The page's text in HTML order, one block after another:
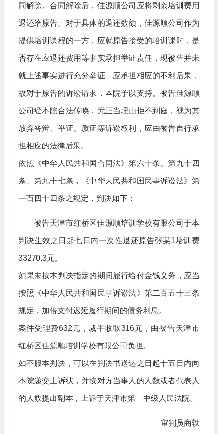
同解除。合同解除后，佳源顺公司应将剩余培训费用
退还给原告。对于具体的退还数额，佳源顺公司作为
提供培训课程的一方，应就原告接受的培训课时，是
否存在应退还费用等事实承担举证责任，现被告并未
就上述事实进行充分举证，应承担相应的不利后果，
故对于原告的诉讼请求，本院予以支持。被告佳源顺
公司经本院合法传唤，无正当理由拒不到庭，视为其
放弃答辩、举证、质证等诉讼权利，应由被告自行承
担相应的法律后果。
依照《中华人民共和国合同法》第六十条、第九十四
条、第九十七条，《中华人民共和国民事诉讼法》第
一百四十四条之规定，判决如下：
被告天津市红桥区佳源顺培训学校有限公司于本
判决生效之日起七日内一次性退还原告张某1培训费
33270.3元。
如果未按本判决指定的期间履行给付金钱义务，应当
按照《中华人民共和国民事诉讼法》第二百五十三条
规定，加倍支付迟延履行期间的债务利息。
案件受理费632元，减半收取316元，由被告天津市
红桥区佳源顺培训学校有限公司负担。
如不服本判决，可以在判决书送达之日起十五日内向
本院递交上诉状，并按对方当事人的人数或者代表人
的人数提出副本，上诉于天津市第一中级人民法院。
审判员商轶